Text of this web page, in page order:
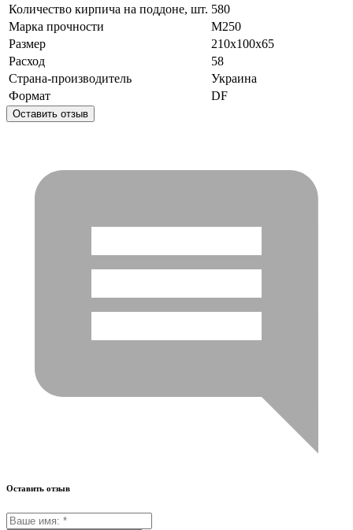
Количество кирпича на поддоне, шт. 580
Марка прочности
М250
Размер
210x100x65
Расход
58
Страна-производитель
Украина
Формат
DF
Оставить отзыв
Оставить отзыв